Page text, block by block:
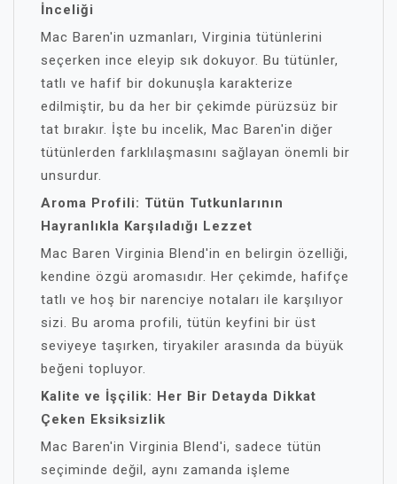
İnceliği
Mac Baren'in uzmanları, Virginia tütünlerini
seçerken ince eleyip sık dokuyor. Bu tütünler,
tatlı ve hafif bir dokunuşla karakterize
edilmiştir, bu da her bir çekimde pürüzsüz bir
tat bırakır. İşte bu incelik, Mac Baren'in diğer
tütünlerden farklılaşmasını sağlayan önemli bir
unsurdur.
Aroma Profili: Tütün Tutkunlarının
Hayranlıkla Karşıladığı Lezzet
Mac Baren Virginia Blend'in en belirgin özelliği,
kendine özgü aromasıdır. Her çekimde, hafifçe
tatlı ve hoş bir narenciye notaları ile karşılıyor
sizi. Bu aroma profili, tütün keyfini bir üst
seviyeye taşırken, tiryakiler arasında da büyük
beğeni topluyor.
Kalite ve İşçilik: Her Bir Detayda Dikkat
Çeken Eksiksizlik
Mac Baren'in Virginia Blend'i, sadece tütün
seçiminde değil, aynı zamanda işleme